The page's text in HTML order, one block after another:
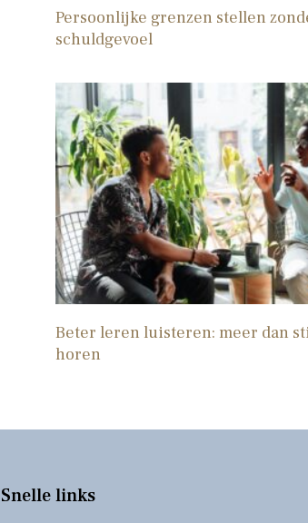
Persoonlijke grenzen stellen
schuldgevoel
Beter leren luisteren: meer dan
horen
Snelle links